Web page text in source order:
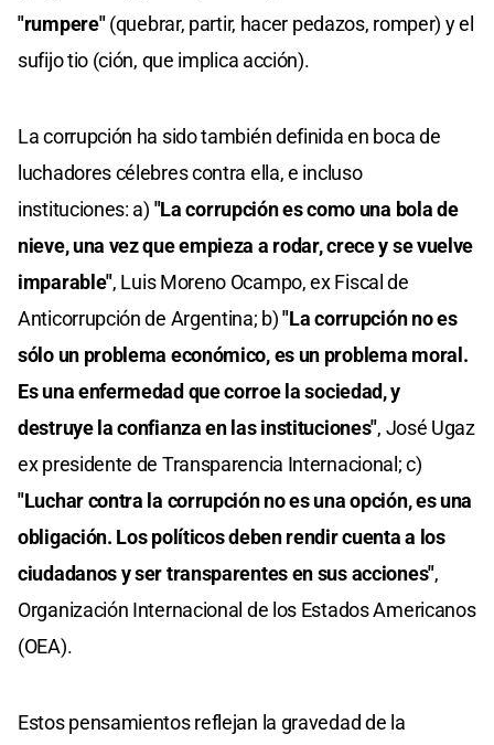
"rumpere"(quebrar, partir, hacer pedazos, romper) y el
sufijo tio (ción, que implica acción).
La corrupción ha sido también definida en boca de
luchadores célebres contra ella, e incluso
instituciones: a) "La corrupción es como una bola de
nieve, una vez que empieza a rodar, crece y se vuelve
imparable", Luis Moreno Ocampo, ex Fiscal de
Anticorrupción de Argentina; b)"La corrupción no es
sólo un problema económico, es un problema moral.
Es una enfermedad que corroe la sociedad, y
destruye la confianza en las instituciones", José Ugaz
ex presidente de Transparencia Internacional; c)
"Luchar contra la corrupción no es una opción, es una
obligación. Los políticos deben rendir cuenta a los
ciudadanos y ser transparentes en sus acciones",
Organización Internacional de los Estados Americanos
(OEA).
Estos pensamientos reflejan la gravedad de la